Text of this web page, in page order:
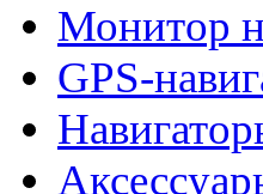
Монитор
GPS-